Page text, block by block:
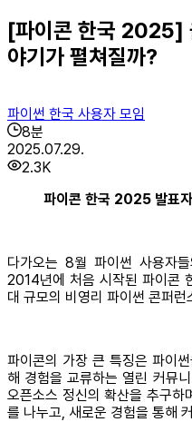
[파이콘 한국 2025]
야기가 펼쳐질까?
파이썬 한국 사용자 모임
8분
2025.07.29.
2.3K
파이콘 한국 2025 발표
다가오는 8월 파이썬 사용자
2014년에 처음 시작된 파이콘
대 규모의 비영리 파이썬 콘퍼런
파이콘의 가장 큰 특징은 파이
해 경험을 교류하는 열린 커뮤
오픈소스 정신의 확산을 추구하
를 나누고, 새로운 경험을 통해